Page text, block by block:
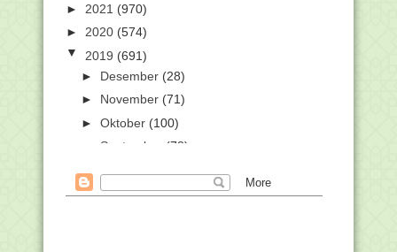
► 2021 (970)
► 2020 (574)
▼ 2019 (691)
► Desember (28)
► November (71)
► Oktober (100)
September
(78)
Ini Alasan Kemenag Gelar KSM